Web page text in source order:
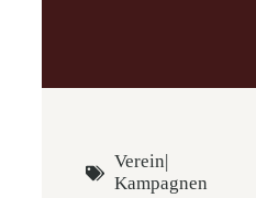
Verein|
Kampagnen